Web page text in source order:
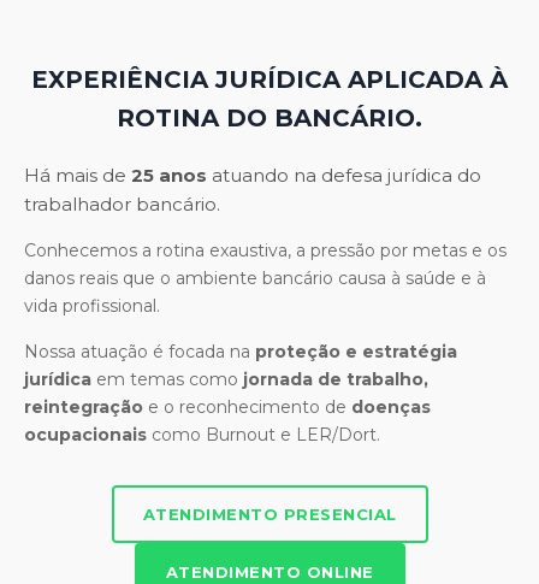
EXPERIÊNCIA JURÍDICA APLICADA À
ROTINA DO BANCÁRIO.
Há mais de 25 anos atuando na defesa jurídica do
trabalhador bancário.
Conhecemos a rotina exaustiva, a pressão por metas e os
danos reais que o ambiente bancário causa à saúde e à
vida profissional.
Nossa atuação é focada na proteção e estratégia
jurídica em temas como jornada de trabalho,
reintegração e o reconhecimento de doenças
ocupacionais como Burnout e LER/Dort.
ATENDIMENTO PRESENCIAL
ATENDIMENTO ONLINE